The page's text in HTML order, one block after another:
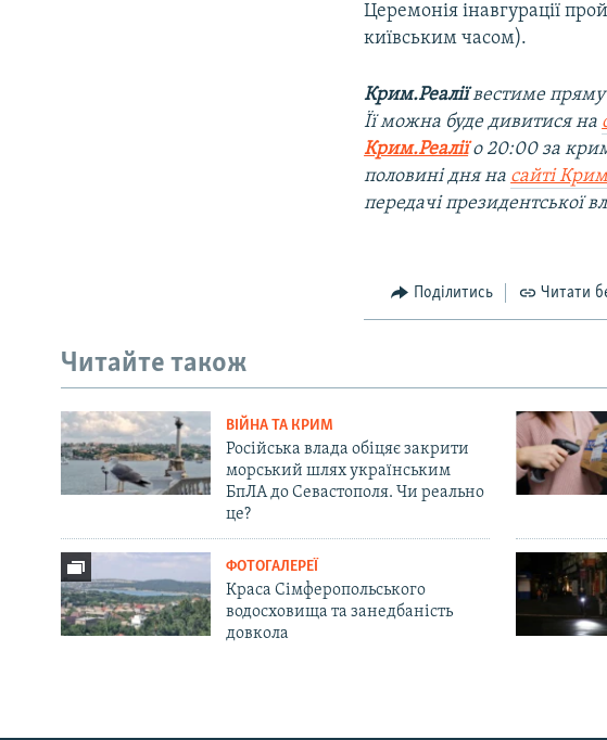
Русский
Церемонія інавгурації
київським часом).
Крим.Реаліївестиме пряму
Її можна буде дивитися на
Крим.Реаліїо 20:00 за
половині дня на сайті
передачі президентської
Поділитись Читати
Читайте також
ВІЙНА ТА КРИМ
Російська влада обіцяє закрити
морський шлях українським
БпЛА до Севастополя. Чи реально
це?
ФОТОГАЛЕРЕЇ
Краса Сімферопольського
водосховища та занедбаність
довкола